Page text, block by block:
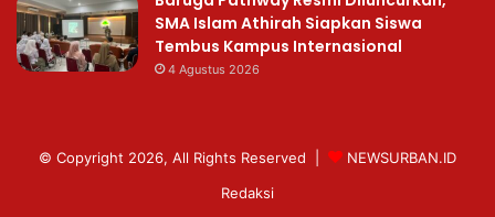
SMA Islam Athirah Siapkan Siswa
Tembus Kampus Internasional
4 Agustus 2026
© Copyright 2026, All Rights Reserved |
NEWSURBAN.ID
Redaksi